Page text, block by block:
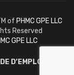
of PHMC GPE LLC
Reserved
GPE LLC
D’EMPLOI